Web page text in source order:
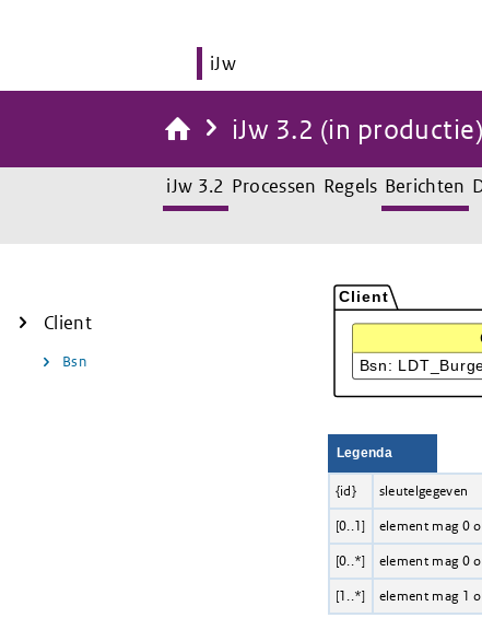
iJw
iJw 3.2 (in productie)
iJw 3.2 Processen Regels Berichten
Client
Bsn
Legenda
{id}
sleutelgegeven
[0..1]
element mag 0
[0..*]
element mag 0
[1..*]
element mag 1